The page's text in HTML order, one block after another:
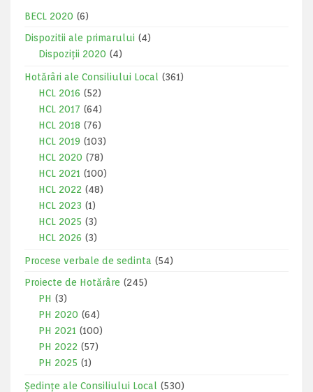
BECL 2020 (6)
Dispozitii ale primarului (4)
Dispoziții 2020 (4)
Hotărâri ale Consiliului Local
(361)
HCL 2016 (52)
HCL 2017 (64)
HCL 2018 (76)
HCL 2019 (103)
HCL 2020 (78)
HCL 2021 (100)
HCL 2022 (48)
HCL 2023 (1)
HCL 2025 (3)
HCL 2026 (3)
Procese verbale de sedinta (54)
Proiecte de Hotărâre (245)
PH (3)
PH 2020 (64)
PH 2021 (100)
PH 2022 (57)
PH 2025 (1)
Ședințe ale Consiliului Local
(530)